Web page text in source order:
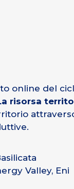
online del
risorsa
Valley, Eni